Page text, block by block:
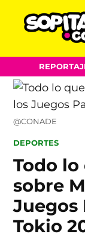
Skip
to
content
@CONADE
POSTED
DEPORTES
Todo lo
sobre
Juegos
Tokio